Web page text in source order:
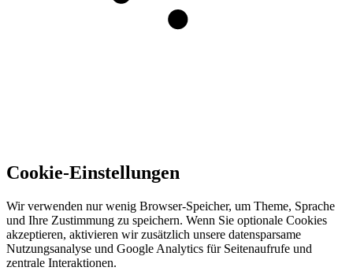
Cookie-Einstellungen
Wir verwenden nur wenig Browser-Speicher, um Theme, Sprache
und Ihre Zustimmung zu speichern. Wenn Sie optionale Cookies
akzeptieren, aktivieren wir zusätzlich unsere datensparsame
Nutzungsanalyse und Google Analytics für Seitenaufrufe und
zentrale Interaktionen.